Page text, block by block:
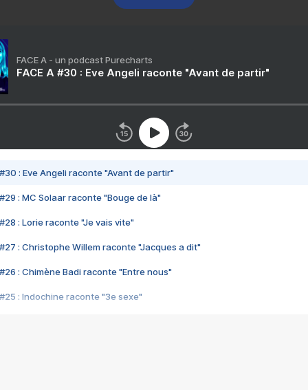
FACE A - un podcast Purecharts
FACE A #30 : Eve Angeli raconte "Avant de partir"
#30 : Eve Angeli raconte "Avant de partir"
#29 : MC Solaar raconte "Bouge de là"
#28 : Lorie raconte "Je vais vite"
#27 : Christophe Willem raconte "Jacques a dit"
#26 : Chimène Badi raconte "Entre nous"
#25 : Indochine raconte "3e sexe"